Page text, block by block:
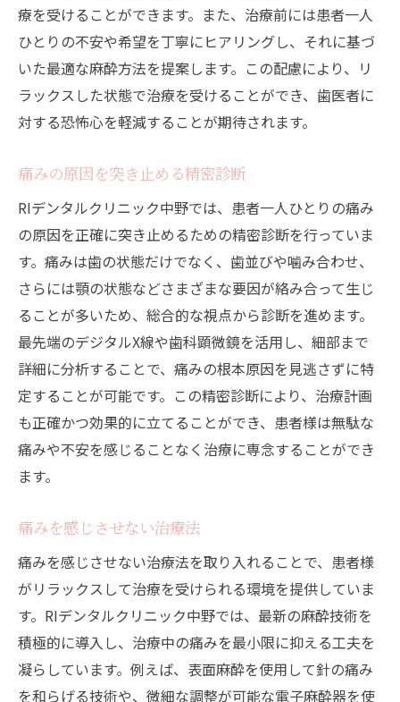
療を受けることができます。また、治療前には患者一人
ひとりの不安や希望を丁寧にヒアリングし、それに基づ
いた最適な麻酔方法を提案します。この配慮により、リ
ラックスした状態で治療を受けることができ、歯医者に
対する恐怖心を軽減することが期待されます。
痛みの原因を突き止める精密診断
RIデンタルクリニック中野では、患者一人ひとりの痛み
の原因を正確に突き止めるための精密診断を行っていま
す。痛みは歯の状態だけでなく、歯並びや噛み合わせ、
さらには顎の状態などさまざまな要因が絡み合って生じ
ることが多いため、総合的な視点から診断を進めます。
最先端のデジタルX線や歯科顕微鏡を活用し、細部まで
詳細に分析することで、痛みの根本原因を見逃さずに特
定することが可能です。この精密診断により、治療計画
も正確かつ効果的に立てることができ、患者様は無駄な
痛みや不安を感じることなく治療に専念することができ
ます。
痛みを感じさせない治療法
痛みを感じさせない治療法を取り入れることで、患者様
がリラックスして治療を受けられる環境を提供していま
す。RIデンタルクリニック中野では、最新の麻酔技術を
積極的に導入し、治療中の痛みを最小限に抑える工夫を
凝らしています。例えば、表面麻酔を使用して針の痛み
を和らげる技術や、微細な調整が可能な電子麻酔器を使